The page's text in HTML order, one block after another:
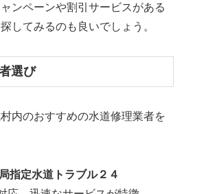
ンペーンや割引サービスがある
してみるのも良いでしょう。
選び
内のおすすめの水道修理業者を
指定水道トラブル２４